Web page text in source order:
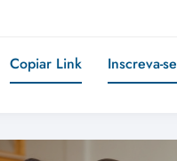
Copiar Link Inscreva-se